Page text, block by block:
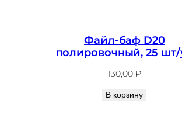
Файл-баф D20
полировочный, 25 шт/
130,00 ₽
В корзину